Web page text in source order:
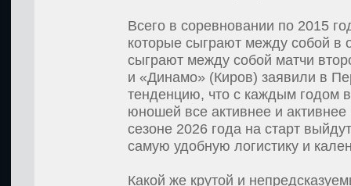
Всего в соревновании по 2015
которые сыграют между собой в
сыграют между собой матчи
и «Динамо» (Киров) заявили в
тенденцию, что с каждым годом
юношей все активнее и
сезоне 2026 года на старт
самую удобную логистику и
Какой же крутой и